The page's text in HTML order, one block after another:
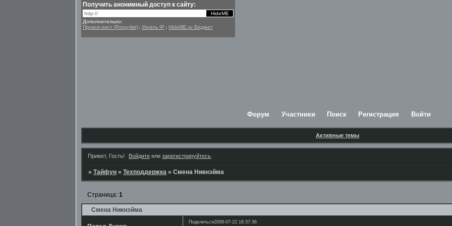
Получить анонимный доступ к сайту:
Дополнительно:
Прокси-лист (Proxy-list) | Узнать IP | HideME.ru Виджет
Форум Участники Поиск Регистрация Войти
Активные темы
Привет, Гость! Войдите илизарегистрируйтесь
» Тайфун » Техподдержка » Смена Никнэйма
Смена Никнэйма
Страница: 1
Поделиться2008-07-22 16:37:36